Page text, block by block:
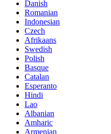
Danish
Romanian
Indonesian
Czech
Afrikaans
Swedish
Polish
Basque
Catalan
Esperanto
Hindi
Lao
Albanian
Amharic
Armenian